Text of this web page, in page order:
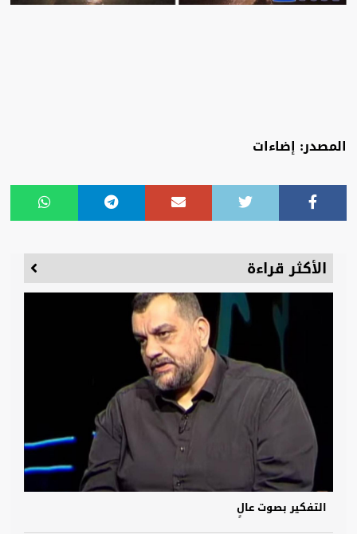
المصدر: إضاءات
الأكثر قراءة
التفكير بصوت عالٍ